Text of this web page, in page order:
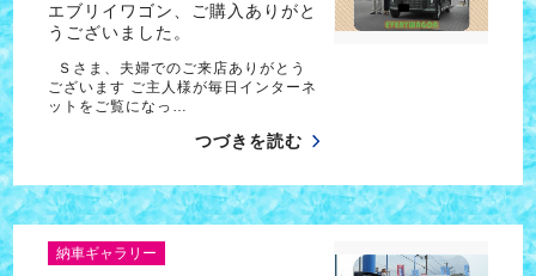
エブリイワゴン、ご購入ありがと
うございました。
Ｓさま、夫婦でのご来店ありがとう
ございます ご主人様が毎日インターネ
ットをご覧になっ…
つづきを読む
納車ギャラリー